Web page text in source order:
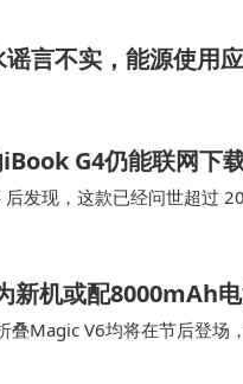
言不实，能源使用
G4仍能联网下
发现，这款已经问世超过
友感叹苹果设备的…
新机或配8000mAh
Magic V6均将在节后登场
徐梦桃在冬奥现场上手真…